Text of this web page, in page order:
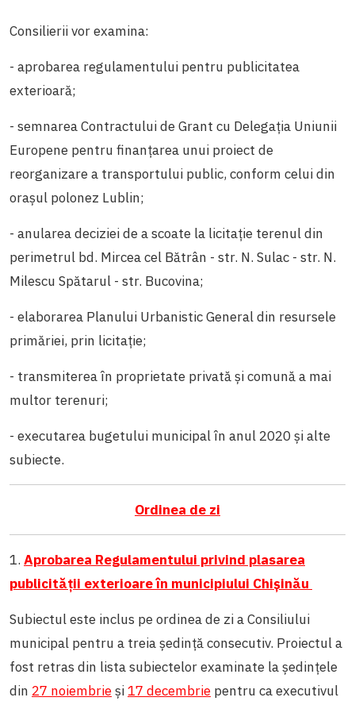
Consilierii vor examina:
- aprobarea regulamentului pentru publicitatea
exterioară;
- semnarea Contractului de Grant cu Delegația Uniunii
Europene pentru finanțarea unui proiect de
reorganizare a transportului public, conform celui din
orașul polonez Lublin;
- anularea deciziei de a scoate la licitație terenul din
perimetrul bd. Mircea cel Bătrân - str. N. Sulac - str. N.
Milescu Spătarul - str. Bucovina;
- elaborarea Planului Urbanistic General din resursele
primăriei, prin licitație;
- transmiterea în proprietate privată și comună a mai
multor terenuri;
- executarea bugetului municipal în anul 2020 și alte
subiecte.
Ordinea de zi
1. Aprobarea Regulamentului privind plasarea
publicității exterioare în municipiului Chișinău
Subiectul este inclus pe ordinea de zi a Consiliului
municipal pentru a treia ședință consecutiv. Proiectul a
fost retras din lista subiectelor examinate la ședințele
din 27 noiembrieși17 decembrie pentru ca executivul